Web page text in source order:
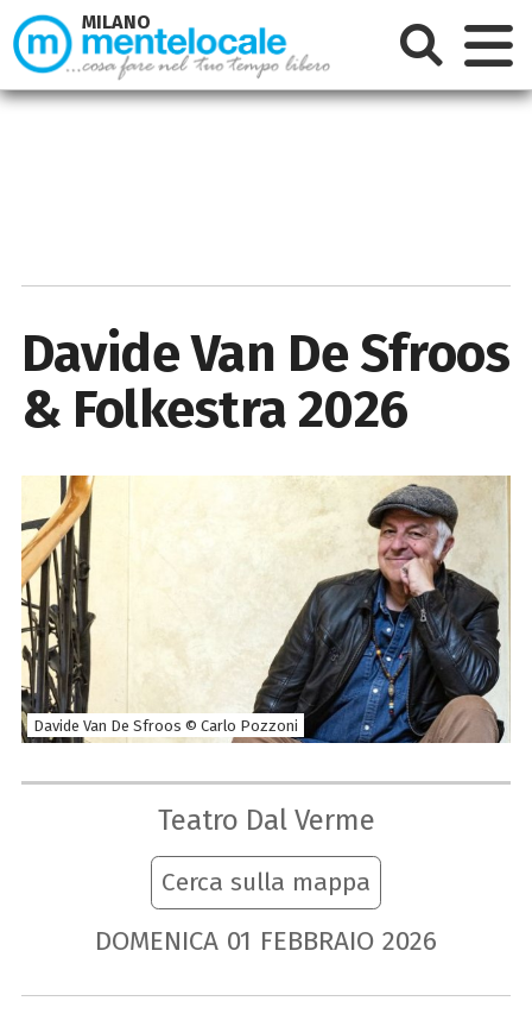
Davide Van De Sfroos
& Folkestra 2026
Davide Van De Sfroos © Carlo Pozzoni
Teatro Dal Verme
Cerca sulla mappa
DOMENICA 01 FEBBRAIO 2026
MILANO